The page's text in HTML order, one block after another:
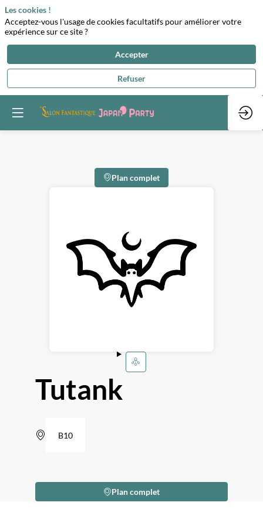
Plan complet
Tutank
B10
Plan complet
Les cookies !
Acceptez-vous l'usage de cookies facultatifs pour améliorer votre
expérience sur ce site ?
Accepter
Refuser